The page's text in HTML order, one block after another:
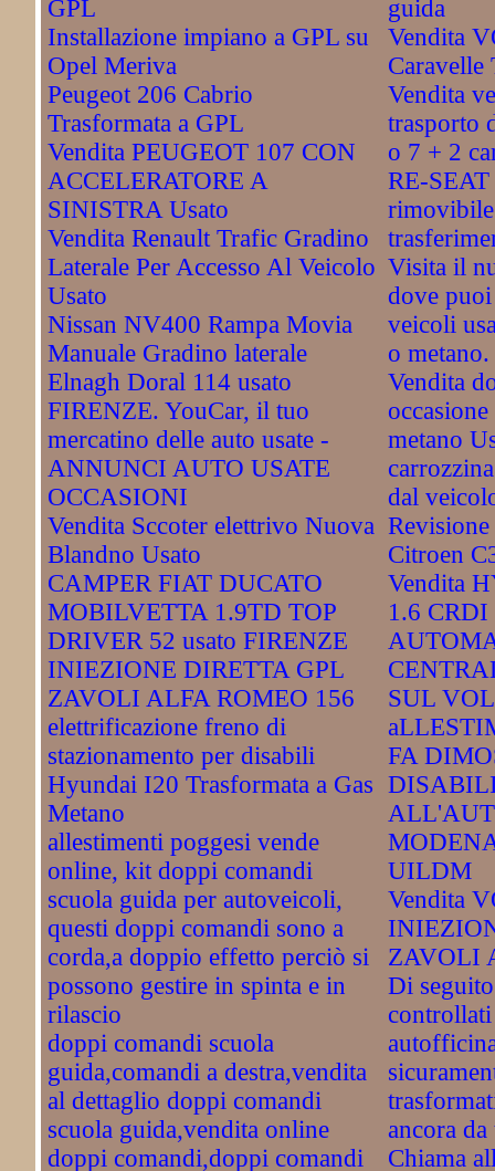
GPL
Installazione impiano a GPL su
Opel Meriva
Peugeot 206 Cabrio
Trasformata a GPL
Vendita PEUGEOT 107 CON
ACCELERATORE A
SINISTRA Usato
Vendita Renault Trafic Gradino
Laterale Per Accesso Al Veicolo
Usato
Nissan NV400 Rampa Movia
Manuale Gradino laterale
Elnagh Doral 114 usato
FIRENZE. YouCar, il tuo
mercatino delle auto usate -
ANNUNCI AUTO USATE
OCCASIONI
Vendita Sccoter elettrivo Nuova
Blandno Usato
CAMPER FIAT DUCATO
MOBILVETTA 1.9TD TOP
DRIVER 52 usato FIRENZE
INIEZIONE DIRETTA GPL
ZAVOLI ALFA ROMEO 156
elettrificazione freno di
stazionamento per disabili
Hyundai I20 Trasformata a Gas
Metano
allestimenti poggesi vende
online, kit doppi comandi
scuola guida per autoveicoli,
questi doppi comandi sono a
corda,a doppio effetto perciò si
possono gestire in spinta e in
rilascio
doppi comandi scuola
guida,comandi a destra,vendita
al dettaglio doppi comandi
scuola guida,vendita online
doppi comandi,doppi comandi
guida
Vendita
Caravelle
Vendita
trasporto
o 7 + 2
RE-SEAT
Visita il
dove
veicoli
o metano.
Vendita
metano
dal
Citroen
Vendita
1.6
SUL
FA
UILDM
Vendita
ZAVOLI
Di
ancora
Chiama